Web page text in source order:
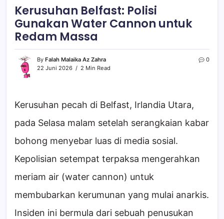
Kerusuhan Belfast: Polisi
Gunakan Water Cannon untuk
Redam Massa
By Falah Malaika Az Zahra
22 Juni 2026
2 Min Read
0
Kerusuhan pecah di Belfast, Irlandia Utara,
pada Selasa malam setelah serangkaian kabar
bohong menyebar luas di media sosial.
Kepolisian setempat terpaksa mengerahkan
meriam air (water cannon) untuk
membubarkan kerumunan yang mulai anarkis.
Insiden ini bermula dari sebuah penusukan